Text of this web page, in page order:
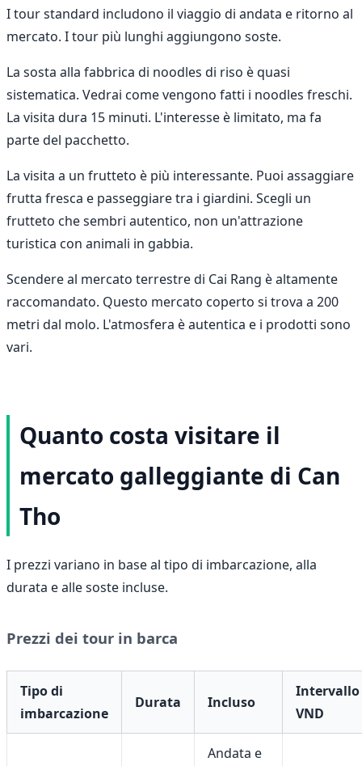
I tour standard includono il viaggio di andata e ritorno al
mercato. I tour più lunghi aggiungono soste.
La sosta alla fabbrica di noodles di riso è quasi
sistematica. Vedrai come vengono fatti i noodles freschi.
La visita dura 15 minuti. L'interesse è limitato, ma fa
parte del pacchetto.
La visita a un frutteto è più interessante. Puoi assaggiare
frutta fresca e passeggiare tra i giardini. Scegli un
frutteto che sembri autentico, non un'attrazione
turistica con animali in gabbia.
Scendere al mercato terrestre di Cai Rang è altamente
raccomandato. Questo mercato coperto si trova a 200
metri dal molo. L'atmosfera è autentica e i prodotti sono
vari.
Quanto costa visitare il
mercato galleggiante di Can
Tho
I prezzi variano in base al tipo di imbarcazione, alla
durata e alle soste incluse.
Prezzi dei tour in barca
Tipo di
imbarcazione
Durata Incluso
Intervallo
VND
Andata e